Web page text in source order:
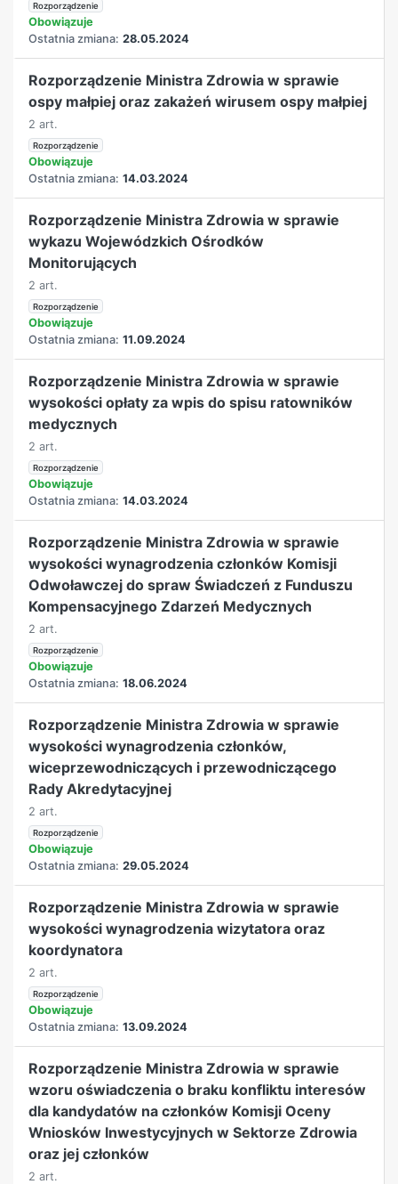
Rozporządzenie
Obowiązuje
Ostatnia zmiana: 28.05.2024
Rozporządzenie Ministra Zdrowia w sprawie
ospy małpiej oraz zakażeń wirusem ospy małpiej
2 art.
Rozporządzenie
Obowiązuje
Ostatnia zmiana: 14.03.2024
Rozporządzenie Ministra Zdrowia w sprawie
wykazu Wojewódzkich Ośrodków
Monitorujących
2 art.
Rozporządzenie
Obowiązuje
Ostatnia zmiana: 11.09.2024
Rozporządzenie Ministra Zdrowia w sprawie
wysokości opłaty za wpis do spisu ratowników
medycznych
2 art.
Rozporządzenie
Obowiązuje
Ostatnia zmiana: 14.03.2024
Rozporządzenie Ministra Zdrowia w sprawie
wysokości wynagrodzenia członków Komisji
Odwoławczej do spraw Świadczeń z Funduszu
Kompensacyjnego Zdarzeń Medycznych
2 art.
Rozporządzenie
Obowiązuje
Ostatnia zmiana: 18.06.2024
Rozporządzenie Ministra Zdrowia w sprawie
wysokości wynagrodzenia członków,
wiceprzewodniczących i przewodniczącego
Rady Akredytacyjnej
2 art.
Rozporządzenie
Obowiązuje
Ostatnia zmiana: 29.05.2024
Rozporządzenie Ministra Zdrowia w sprawie
wysokości wynagrodzenia wizytatora oraz
koordynatora
2 art.
Rozporządzenie
Obowiązuje
Ostatnia zmiana: 13.09.2024
Rozporządzenie Ministra Zdrowia w sprawie
wzoru oświadczenia o braku konfliktu interesów
dla kandydatów na członków Komisji Oceny
Wniosków Inwestycyjnych w Sektorze Zdrowia
oraz jej członków
2 art.